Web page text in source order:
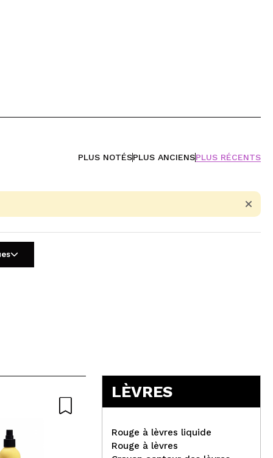
PLUS NOTÉSPLUS ANCIENSPLUS RÉCENTS
LÈVRES
Rouge à lèvres liquide
Rouge à lèvres